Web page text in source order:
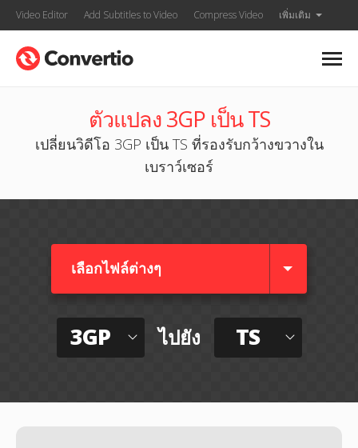
Video Editor Add Subtitles to Video Compress Video เพิ่มเติม
ตัวแปลง 3GP เป็น TS
เปลี่ยนวิดีโอ 3GP เป็น TS ที่รองรับกว้างขวางใน
เบราว์เซอร์
เลือกไฟล์ต่างๆ​
3GP ไปยัง TS